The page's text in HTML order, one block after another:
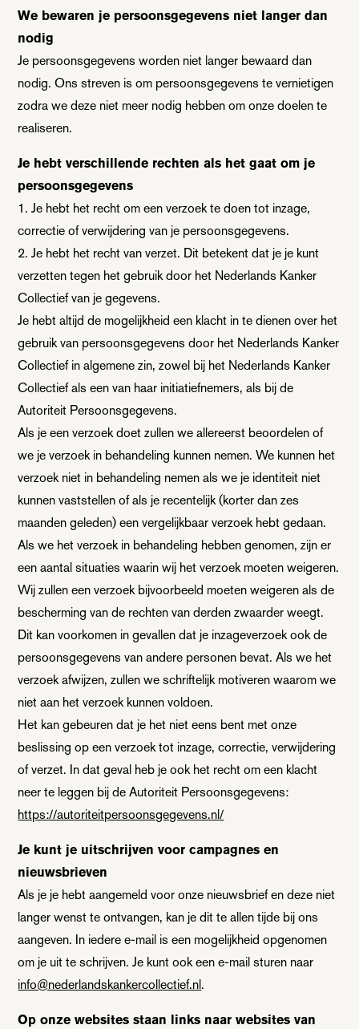
We bewaren je persoonsgegevens niet langer dan
nodig
Je persoonsgegevens worden niet langer bewaard dan
nodig. Ons streven is om persoonsgegevens te vernietigen
zodra we deze niet meer nodig hebben om onze doelen te
realiseren.
Je hebt verschillende rechten als het gaat om je
persoonsgegevens
1. Je hebt het recht om een verzoek te doen tot inzage,
correctie of verwijdering van je persoonsgegevens.
2. Je hebt het recht van verzet. Dit betekent dat je je kunt
verzetten tegen het gebruik door het Nederlands Kanker
Collectief van je gegevens.
Je hebt altijd de mogelijkheid een klacht in te dienen over het
gebruik van persoonsgegevens door het Nederlands Kanker
Collectief in algemene zin, zowel bij het Nederlands Kanker
Collectief als een van haar initiatiefnemers, als bij de
Autoriteit Persoonsgegevens.
Als je een verzoek doet zullen we allereerst beoordelen of
we je verzoek in behandeling kunnen nemen. We kunnen het
verzoek niet in behandeling nemen als we je identiteit niet
kunnen vaststellen of als je recentelijk (korter dan zes
maanden geleden) een vergelijkbaar verzoek hebt gedaan.
Als we het verzoek in behandeling hebben genomen, zijn er
een aantal situaties waarin wij het verzoek moeten weigeren.
Wij zullen een verzoek bijvoorbeeld moeten weigeren als de
bescherming van de rechten van derden zwaarder weegt.
Dit kan voorkomen in gevallen dat je inzageverzoek ook de
persoonsgegevens van andere personen bevat. Als we het
verzoek afwijzen, zullen we schriftelijk motiveren waarom we
niet aan het verzoek kunnen voldoen.
Het kan gebeuren dat je het niet eens bent met onze
beslissing op een verzoek tot inzage, correctie, verwijdering
of verzet. In dat geval heb je ook het recht om een klacht
neer te leggen bij de Autoriteit Persoonsgegevens:
https://autoriteitpersoonsgegevens.nl/
Je kunt je uitschrijven voor campagnes en
nieuwsbrieven
Als je je hebt aangemeld voor onze nieuwsbrief en deze niet
langer wenst te ontvangen, kan je dit te allen tijde bij ons
aangeven. In iedere e-mail is een mogelijkheid opgenomen
om je uit te schrijven. Je kunt ook een e-mail sturen naar
info@nederlandskankercollectief.nl.
Op onze websites staan links naar websites van